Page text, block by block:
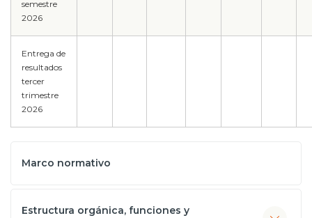
semestre
2026
Entrega de
resultados
tercer
trimestre
2026
Marco normativo
Estructura orgánica, funciones y